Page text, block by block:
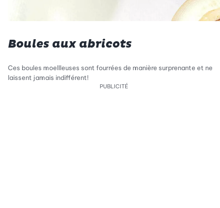
Boules aux abricots
Ces boules moellleuses sont fourrées de manière surprenante et ne
laissent jamais indifférent!
PUBLICITÉ